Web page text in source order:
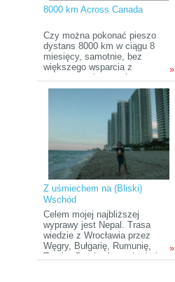
8000 km Across Canada
Czy można pokonać pieszo
dystans 8000 km w ciągu 8
miesięcy, samotnie, bez
większego wsparcia z
zewnątrz, mierząc się z
różnorodnymi warunkami
klimatycznymi oraz
terenowymi? Można, trzeba
mieć tylko jasno określony cel.
A taki z pewnością przyświeca
Jakubowi Mudzie, który wraz z
początkiem stycznia 2015 roku
wybiera się w pieszą wyprawę
8000 km Across Canada, od
wybrzeża Pacyfiku aż po
Atlantyk.
»
Z uśmiechem na (Bliski)
Wschód
Celem mojej najbliższej
wyprawy jest Nepal. Trasa
wiedzie z Wrocławia przez
Węgry, Bułgarię, Rumunię,
Turcję, Gruzję, Armenię, Irak
»